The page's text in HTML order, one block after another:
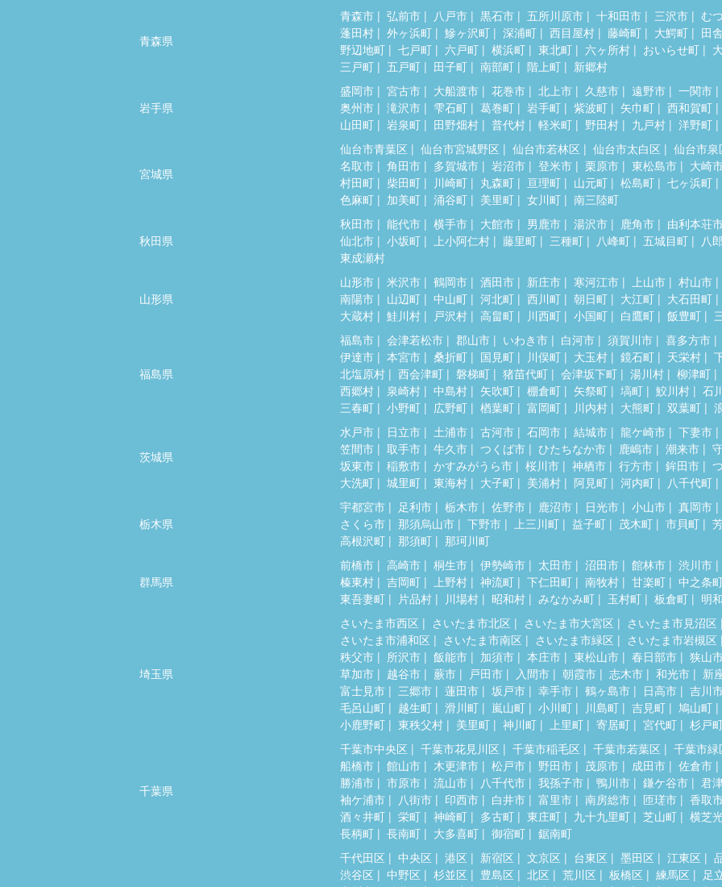
青森県
青森市 弘前市 八戸市 黒石市 五所川原市 十和田市 三沢市
む
蓬田村
外ヶ浜町 鰺ヶ沢町 深浦町 西目屋村 藤崎町 大鰐町
田
野辺地町
七戸町 六戸町 横浜町 東北町 六ヶ所村 おいらせ町
三戸町
五戸町 田子町 南部町 階上町 新郷村
岩手県
盛岡市 宮古市 大船渡市 花巻市 北上市 久慈市 遠野市
一関市
奥州市
滝沢市 雫石町 葛巻町 岩手町 紫波町 矢巾町
西和賀町
山田町
岩泉町 田野畑村 普代村 軽米町 野田村 九戸村 洋野町
宮城県
仙台市青葉区 仙台市宮城野区 仙台市若林区 仙台市太白区
仙台市泉
名取市
角田市 多賀城市 岩沼市 登米市 栗原市 東松島市
大崎
村田町
柴田町 川崎町 丸森町 亘理町 山元町 松島町
七ヶ浜町
色麻町
加美町 涌谷町 美里町 女川町 南三陸町
秋田県
秋田市 能代市 横手市 大館市 男鹿市 湯沢市 鹿角市
由利本荘
仙北市
小坂町 上小阿仁村 藤里町 三種町 八峰町 五城目町
八
東成瀬村
山形県
山形市 米沢市 鶴岡市 酒田市 新庄市 寒河江市 上山市
村山市
南陽市
山辺町 中山町 河北町 西川町 朝日町 大江町
大石田町
大蔵村
鮭川村 戸沢村 高畠町 川西町 小国町 白鷹町 飯豊町
福島県
福島市 会津若松市 郡山市 いわき市 白河市 須賀川市
喜多方市
伊達市
本宮市 桑折町 国見町 川俣町 大玉村 鏡石町 天栄村
北塩原村
西会津町 磐梯町 猪苗代町 会津坂下町 湯川村
柳津町
西郷村
泉崎村 中島村 矢吹町 棚倉町 矢祭町 塙町 鮫川村
石
三春町
小野町 広野町 楢葉町 富岡町 川内村 大熊町 双葉町
茨城県
水戸市 日立市 土浦市 古河市 石岡市 結城市 龍ケ崎市
下妻市
笠間市
取手市 牛久市 つくば市 ひたちなか市 鹿嶋市 潮来市
坂東市
稲敷市 かすみがうら市 桜川市 神栖市 行方市 鉾田市
大洗町
城里町 東海村 大子町 美浦村 阿見町 河内町 八千代町
栃木県
宇都宮市 足利市 栃木市 佐野市 鹿沼市 日光市 小山市
真岡市
さくら市
那須烏山市 下野市 上三川町 益子町 茂木町 市貝町
高根沢町
那須町 那珂川町
群馬県
前橋市 高崎市 桐生市 伊勢崎市 太田市 沼田市 館林市
渋川市
榛東村
吉岡町 上野村 神流町 下仁田町 南牧村 甘楽町
中之条
東吾妻町
片品村 川場村 昭和村 みなかみ町 玉村町 板倉町 明
埼玉県
さいたま市西区 さいたま市北区 さいたま市大宮区
さいたま市見沼区
さいたま市浦和区
さいたま市南区 さいたま市緑区
さいたま市岩槻区
秩父市
所沢市 飯能市 加須市 本庄市 東松山市 春日部市
狭山
草加市
越谷市 蕨市 戸田市 入間市 朝霞市 志木市 和光市
新
富士見市
三郷市 蓮田市 坂戸市 幸手市 鶴ヶ島市 日高市
吉川
毛呂山町
越生町 滑川町 嵐山町 小川町 川島町 吉見町
鳩山町
小鹿野町
東秩父村 美里町 神川町 上里町 寄居町 宮代町 杉戸
千葉県
千葉市中央区 千葉市花見川区 千葉市稲毛区 千葉市若葉区
千葉市緑
船橋市
館山市 木更津市 松戸市 野田市 茂原市 成田市
佐倉市
勝浦市
市原市 流山市 八千代市 我孫子市 鴨川市 鎌ケ谷市
君
袖ケ浦市
八街市 印西市 白井市 富里市 南房総市 匝瑳市
香取
酒々井町
栄町 神崎町 多古町 東庄町 九十九里町 芝山町
横芝
長柄町
長南町 大多喜町 御宿町
鋸南町
千代田区
中央区 港区 新宿区 文京区 台東区 墨田区 江東区
渋谷区
中野区 杉並区 豊島区 北区 荒川区 板橋区 練馬区
足